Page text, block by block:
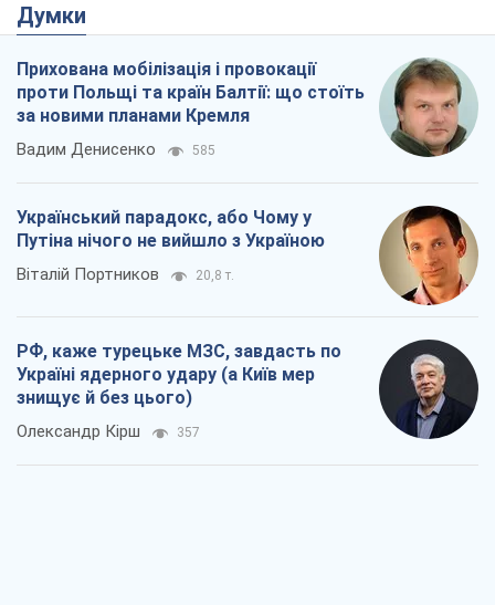
Думки
Прихована мобілізація і провокації
проти Польщі та країн Балтії: що стоїть
за новими планами Кремля
Вадим Денисенко 585
Український парадокс, або Чому у
Путіна нічого не вийшло з Україною
Віталій Портников 20,8 т.
РФ, каже турецьке МЗС, завдасть по
Україні ядерного удару (а Київ мер
знищує й без цього)
Олександр Кірш 357